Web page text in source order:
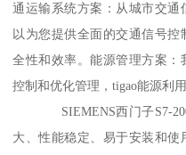
通运输系统方案：从城市交
以为您提供全面的交通信号
全性和效率。能源管理方案：
控制和优化管理，tigao能源利
SIEMENS西门子S7-
大、性能稳定、易于安装和